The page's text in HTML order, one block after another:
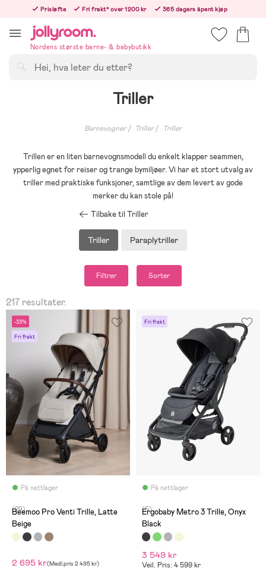
innehållet
Prisløfte Fri frakt* over 1200 kr
365 dagers åpent kjøp
Nordens største barne- & babybutikk
Triller
Barnevogner Triller Triller
Trillen er en liten barnevognsmodell du enkelt klapper seammen,
ypperlig egnet for reiser og trange bymiljøer. Vi har et stort utvalg av
triller med praktiske funksjoner, samtlige av dem levert av gode
merker du kan stole på!
Tilbake til Triller
Triller Paraplytriller
Filtrer Sorter
217 resultater.
-33%
Fri frakt
På nettlager
(29)
Beemoo Pro Venti Trille, Latte
Beige
2 695 kr(Medl.pris 2 495 kr)
Fri frakt
På nettlager
(5)
Ergobaby Metro 3 Trille, Onyx
Black
3 549 kr
Veil. Pris: 4 599 kr